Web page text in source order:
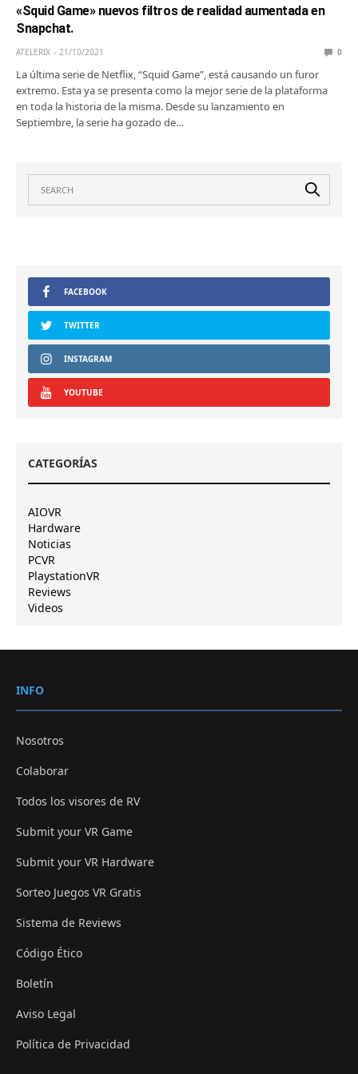
«Squid Game» nuevos filtros de realidad aumentada en
Snapchat.
ATELERIX 21/10/2021 0
La última serie de Netflix, “Squid Game”, está causando un furor
extremo. Esta ya se presenta como la mejor serie de la plataforma
en toda la historia de la misma. Desde su lanzamiento en
Septiembre, la serie ha gozado de…
FACEBOOK
TWITTER
INSTAGRAM
YOUTUBE
CATEGORÍAS
AIOVR
Hardware
Noticias
PCVR
PlaystationVR
Reviews
Videos
INFO
Nosotros
Colaborar
Todos los visores de RV
Submit your VR Game
Submit your VR Hardware
Sorteo Juegos VR Gratis
Sistema de Reviews
Código Ético
Boletín
Aviso Legal
Política de Privacidad